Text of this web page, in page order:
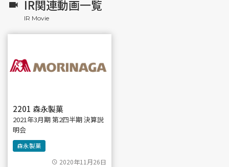
IR関連動画一覧
2201 森永製菓
2021年3月期 第2四半期 決算説
明会
森永製菓
2020年11月26日